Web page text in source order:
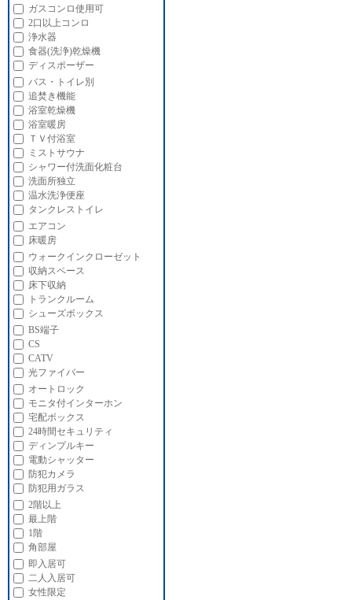
ガスコンロ使用可
2口以上コンロ
浄水器
食器(洗浄)乾燥機
ディスポーザー
バス・トイレ別
追焚き機能
浴室乾燥機
浴室暖房
ＴＶ付浴室
ミストサウナ
シャワー付洗面化粧台
洗面所独立
温水洗浄便座
タンクレストイレ
エアコン
床暖房
ウォークインクローゼット
収納スペース
床下収納
トランクルーム
シューズボックス
BS端子
CS
CATV
光ファイバー
オートロック
モニタ付インターホン
宅配ボックス
24時間セキュリティ
ディンプルキー
電動シャッター
防犯カメラ
防犯用ガラス
2階以上
最上階
1階
角部屋
即入居可
二人入居可
女性限定